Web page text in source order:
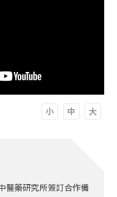
醫藥研究所簽訂合作備